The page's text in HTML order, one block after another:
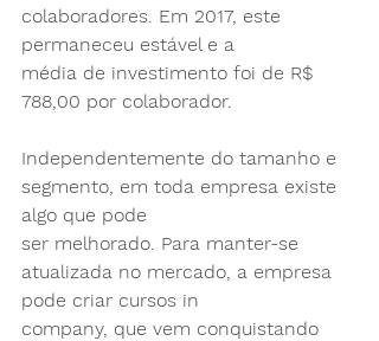
colaboradores. Em 2017, este
permaneceu estável e a
média de investimento foi de R$
788,00 por colaborador.
Independentemente do tamanho e
segmento, em toda empresa existe
algo que pode
ser melhorado. Para manter-se
atualizada no mercado, a empresa
pode criar cursos in
company, que vem conquistando